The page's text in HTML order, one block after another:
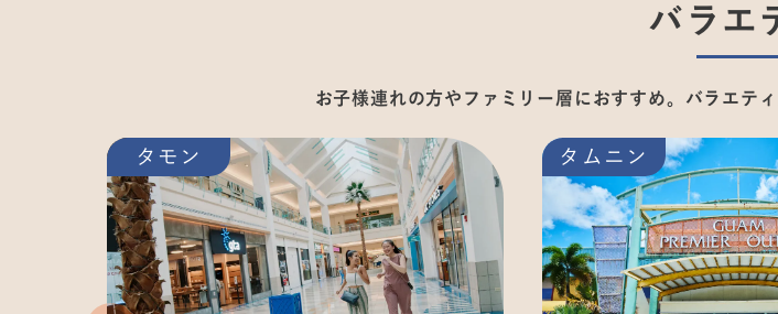
バラエ
お子様連れの方やファミリー層におすすめ。 バラエテ
タモン タムニン